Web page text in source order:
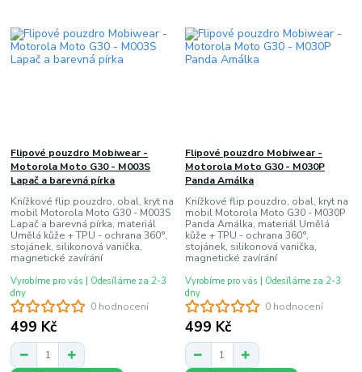
0 hodnocení
Flipové pouzdro Mobiwear -
Motorola Moto G30 - M003S
Lapač a barevná pírka
Knížkové flip pouzdro, obal, kryt na
mobil Motorola Moto G30 - M003S
Lapač a barevná pírka, materiál
Umělá kůže + TPU - ochrana 360°,
stojánek, silikonová vanička,
magnetické zavírání
499 Kč
Vyrobíme pro vás | Odesíláme za 2-3
dny
0 hodnocení
Flipové pouzdro Mobiwear -
Motorola Moto G30 - M030P
Panda Amálka
Knížkové flip pouzdro, obal, kryt na
mobil Motorola Moto G30 - M030P
Panda Amálka, materiál Umělá
kůže + TPU - ochrana 360°,
stojánek, silikonová vanička,
magnetické zavírání
499 Kč
Vyrobíme pro vás | Odesíláme za 2-3
dny